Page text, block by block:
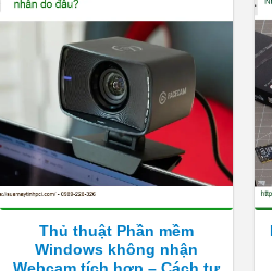
Thủ thuật Phần mềm
Windows không nhận